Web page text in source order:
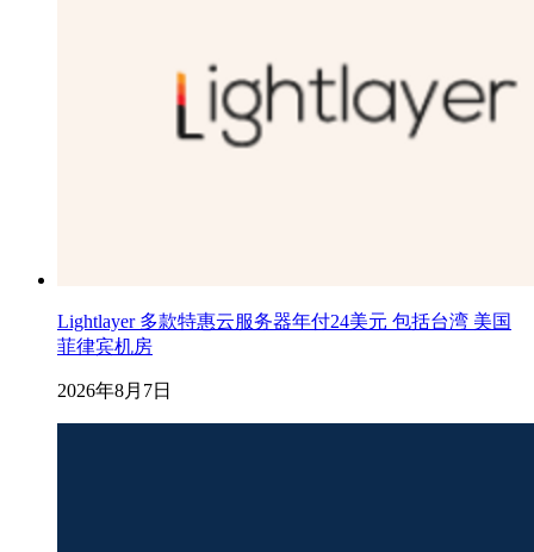
Lightlayer 多款特惠云服务器年付24美元 包括台湾 美国
菲律宾机房
2026年8月7日